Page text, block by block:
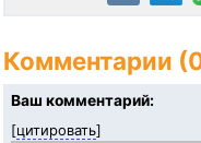
Комментарии
Ваш комментарий:
[цитировать]